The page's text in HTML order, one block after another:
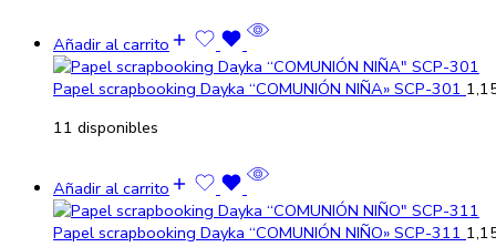
Añadir al carrito
Papel scrapbooking Dayka “COMUNIÓN NIÑA» SCP-301
11 disponibles
Añadir al carrito
Papel scrapbooking Dayka “COMUNIÓN NIÑO» SCP-311